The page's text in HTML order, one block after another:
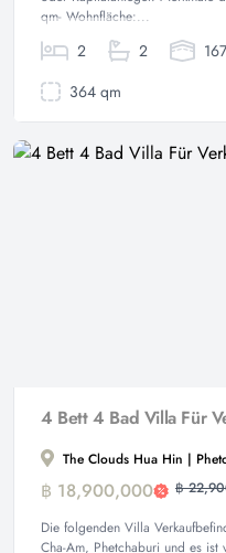
qm- Wohnfläche:...
2 2
364 qm
4 Bett 4 Bad Villa Für
The Clouds Hua Hin |
฿ 18,900,000 ฿
Die folgenden Villa
Cha-Am, Phetchaburi und es